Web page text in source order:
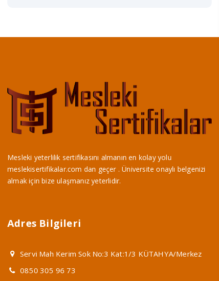
Mesleki yeterlilik sertifikasını almanın en kolay yolu
meslekisertifikalar.com dan geçer . Üniversite onaylı belgenizi
almak için bize ulaşmanız yeterlidir.
Adres Bilgileri
Servi Mah Kerim Sok No:3 Kat:1/3 KÜTAHYA/Merkez
0850 305 96 73